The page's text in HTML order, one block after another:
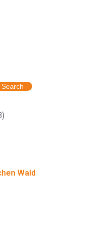
Search
Wald